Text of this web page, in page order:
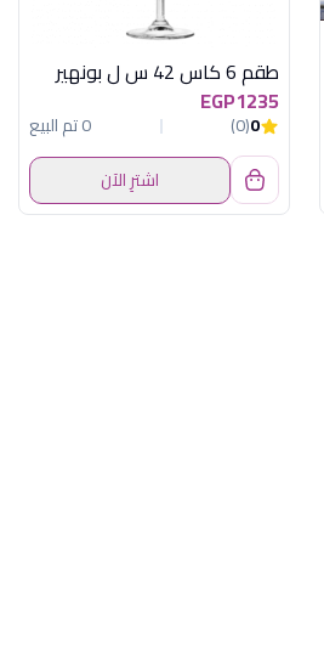
طقم 6 كاس 42 س ل بونهير
EGP1235
0
(0)
0 تم البيع
اشترِ الآن